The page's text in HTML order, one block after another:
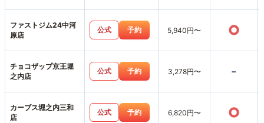
ファストジム24中河
原店
公式 予約 5,940円〜 ○
チョコザップ京王堀
之内店
公式 予約 3,278円〜 -
カーブス堀之内三和
店
公式 予約 6,820円〜 ○